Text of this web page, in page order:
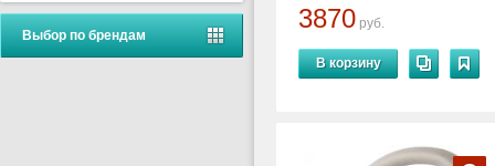
Выбор по брендам
3870 руб.
В корзину